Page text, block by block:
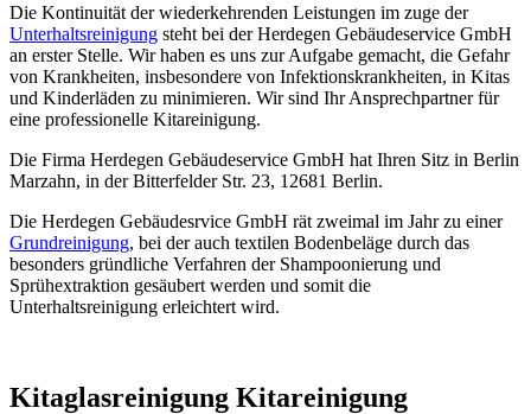
Die Kontinuität der wiederkehrenden Leistungen im zuge der
Unterhaltsreinigung steht bei der Herdegen Gebäudeservice GmbH
an erster Stelle. Wir haben es uns zur Aufgabe gemacht, die Gefahr
von Krankheiten, insbesondere von Infektionskrankheiten, in Kitas
und Kinderläden zu minimieren. Wir sind Ihr Ansprechpartner für
eine professionelle Kitareinigung.
Die Firma Herdegen Gebäudeservice GmbH hat Ihren Sitz in Berlin
Marzahn, in der Bitterfelder Str. 23, 12681 Berlin.
Die Herdegen Gebäudesrvice GmbH rät zweimal im Jahr zu einer
Grundreinigung, bei der auch textilen Bodenbeläge durch das
besonders gründliche Verfahren der Shampoonierung und
Sprühextraktion gesäubert werden und somit die
Unterhaltsreinigung erleichtert wird.
Kitaglasreinigung Kitareinigung